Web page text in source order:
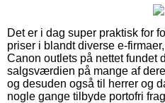
Det er i dag super praktisk for
priser i blandt diverse e-
Canon outlets på nettet fundet
salgsværdien på mange af
og desuden også til herrer og
nogle gange tilbyde portofri